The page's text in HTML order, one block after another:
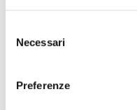
delNecessari
Preferenze